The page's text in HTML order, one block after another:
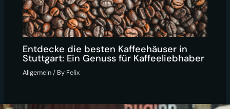
Entdecke die besten Kaffeehäuser in
Stuttgart: Ein Genuss für Kaffeeliebhaber
Allgemein/ By Felix